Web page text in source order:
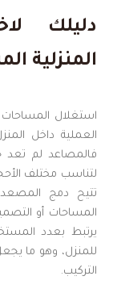
دليلك
المنزلية
استغلال
العملية داخل
فالمصاعد لم تعد
لتناسب مختلف
تتيح دمج المصعد
المساحات أو
يرتبط بعدد
للمنزل، وهو ما
التركيب.